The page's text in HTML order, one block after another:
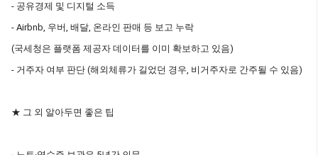
- 공유경제 및 디지털 소득
- Airbnb, 우버, 배달, 온라인 판매 등 보고 누락
(국세청은 플랫폼 제공자 데이터를 이미 확보하고 있음)
- 거주자 여부 판단 (해외체류가 길었던 경우, 비거주자로 간주될 수 있음)
★ 그 외 알아두면 좋은 팁